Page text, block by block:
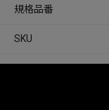
規格品番
SKU